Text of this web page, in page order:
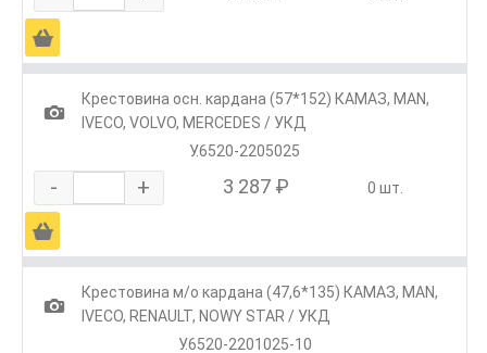
Ä
1
Крестовина осн. кардана (57*152) КАМАЗ, МАN,
IVECO, VOLVO, MERCEDES / УКД
У.6520-2205025
- + 3 287 ₽ 0 шт.
Ä
1
Крестовина м/о кардана (47,6*135) КАМАЗ, MAN,
IVECO, RENAULT, NOWY STAR / УКД
У.6520-2201025-10